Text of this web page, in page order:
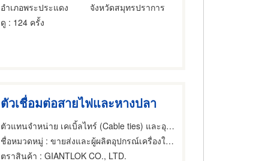
อำเภอพระประแดง
จังหวัดสมุทรปราการ
ดู : 124 ครั้ง
ตัวเชื่อมต่อสายไฟและหางปลา
ตัวแทนจำหน่าย เคเบิ้ลไทร์ (Cable ties) และอุปกรณ์ระบบเดินสายไฟฟ้า ชลบุรี
ชื่อหมวดหมู่ : ขายส่งและผู้ผลิตอุปกรณ์เครื่องใช้ไฟฟ้า,ลวดสายไฟ,เคเบิ้ลไฟฟ้า
ตราสินค้า : GIANTLOK CO., LTD.